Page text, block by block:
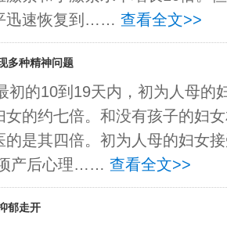
迅速恢复到…… 查看全文>>
多种精神问题
的10到19天内，初为人母的
女的约七倍。和没有孩子的妇
的是其四倍。初为人母的妇女
后心理…… 查看全文>>
郁走开